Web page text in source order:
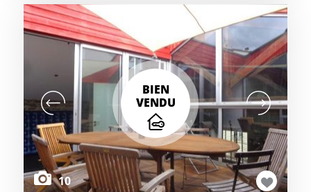
BIEN
VENDU
10